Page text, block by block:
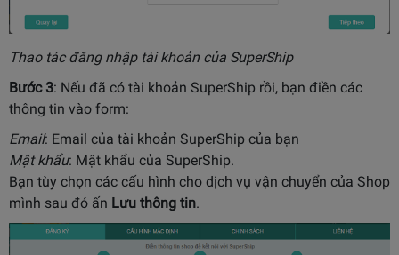
Thao tác đăng nhập tài khoản của SuperShip
Bước 3: Nếu đã có tài khoản SuperShip rồi, bạn điền các
thông tin vào form:
Email: Email của tài khoản SuperShip của bạn
Mật khẩu: Mật khẩu của SuperShip.
Bạn tùy chọn các cấu hình cho dịch vụ vận chuyển của Shop
mình sau đó ấn Lưu thông tin.